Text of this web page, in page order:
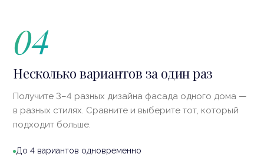
04
Несколько вариантов за один раз
Получите 3–4 разных дизайна фасада одного дома —
в разных стилях. Сравните и выберите тот, который
подходит больше.
До 4 вариантов одновременно